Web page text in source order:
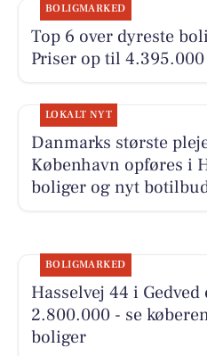
BOLIGMARKED
Top 6 over dyreste
Priser op til
LOKALT NYT
Danmarks største
København opføres i
boliger og nyt
BOLIGMARKED
Hasselvej 44 i
2.800.000 - se
boliger